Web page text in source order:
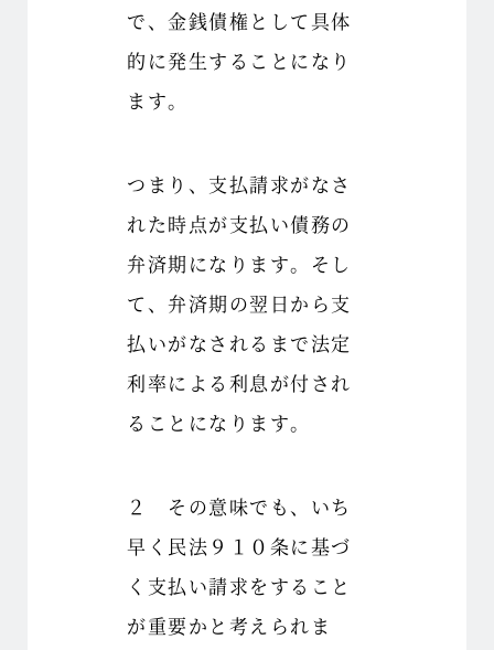
で、金銭債権として具体
的に発生することになり
ます。
つまり、支払請求がなさ
れた時点が支払い債務の
弁済期になります。そし
て、弁済期の翌日から支
払いがなされるまで法定
利率による利息が付され
ることになります。
２ その意味でも、いち
早く民法９１０条に基づ
く支払い請求をすること
が重要かと考えられま